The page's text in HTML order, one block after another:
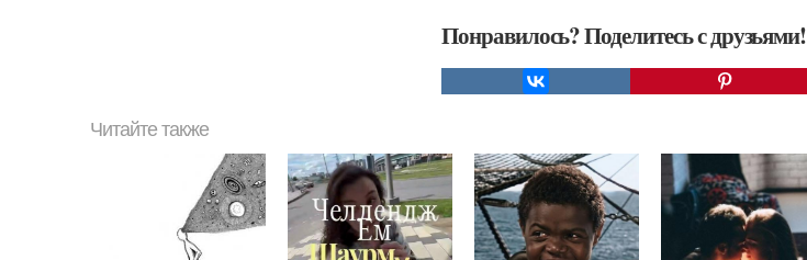
Понравилось? Поделитесь с друзьями!
Читайте также